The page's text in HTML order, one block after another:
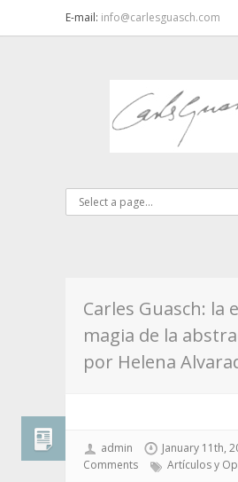
E-mail: info@carlesguasch.com
Carles Guasch: la
magia de la
por Helena
admin January 11th,
Comments
Artículos y